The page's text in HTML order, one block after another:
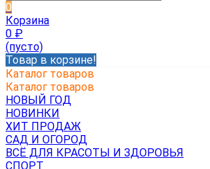
0
Корзина
0 ₽
(пусто)
Товар в корзине!
Каталог товаров
Каталог товаров
НОВЫЙ ГОД
НОВИНКИ
ХИТ ПРОДАЖ
САД И ОГОРОД
ВСЁ ДЛЯ КРАСОТЫ И ЗДОРОВЬЯ
СПОРТ